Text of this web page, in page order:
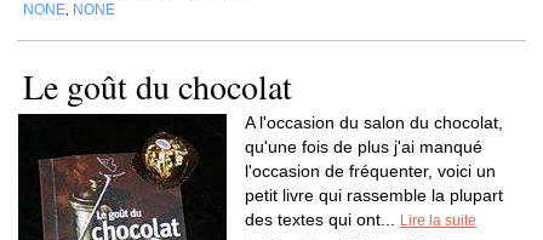
NONE NONE
Le goût du chocolat
A l'occasion du salon du chocolat,
qu'une fois de plus j'ai manqué
l'occasion de fréquenter, voici un
petit livre qui rassemble la plupart
des textes qui ont...
Lire la suite